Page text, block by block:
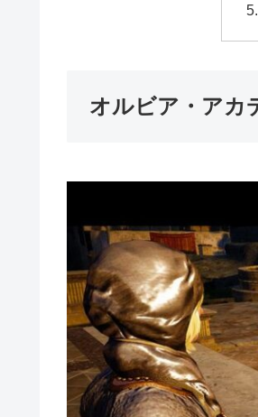
オルビア・アカ